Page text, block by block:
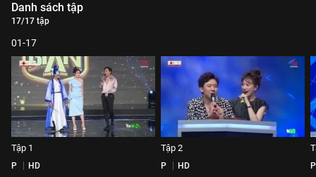
Danh sách tập
17/17 tập
01-17
Tập 1
P HD
Tập 2
P HD P